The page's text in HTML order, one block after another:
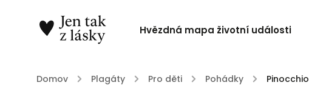
Hvězdná mapa životní události
Domov / Plagáty / Pro děti / Pohádky / Pinocchio